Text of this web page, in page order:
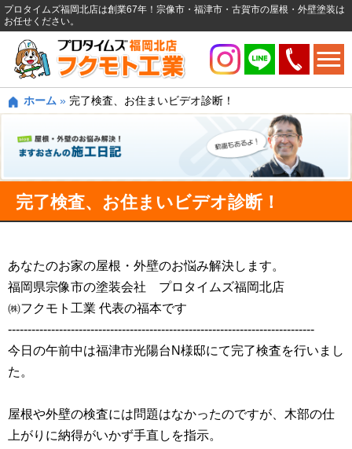
プロタイムズ福岡北店は創業67年！宗像市・福津市・古賀市の屋根・外壁塗装は
お任せください。
ホーム » 完了検査、お住まいビデオ診断！
完了検査、お住まいビデオ診断！
あなたのお家の屋根・外壁のお悩み解決します。
福岡県宗像市の塗装会社 プロタイムズ福岡北店
㈱フクモト工業 代表の福本です
------------------------------------------------------------------------------
今日の午前中は福津市光陽台N様邸にて完了検査を行いまし
た。
屋根や外壁の検査には問題はなかったのですが、木部の仕
上がりに納得がいかず手直しを指示。